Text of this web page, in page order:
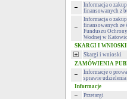
Informacja o
finansowanych z
Informacja o
finansowanych ze
Funduszu
Wodnej w
SKARGI I WNIOSKI
Skargi i wnioski
ZAMÓWIENIA
Informacje o
sprawie
Informacje
Przetargi